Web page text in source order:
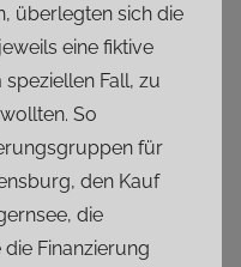
überlegten sich die
eine fiktive
Fall, zu
So
für
den Kauf
die
Finanzierung